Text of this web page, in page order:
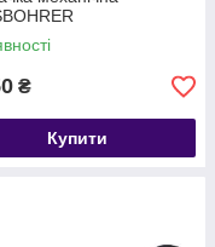
₴
Купити